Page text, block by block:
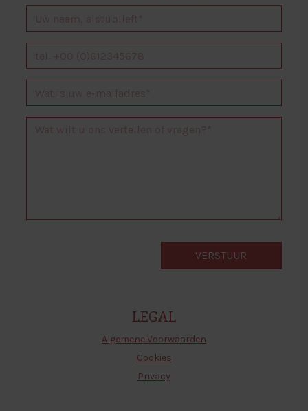
LEGAL
Algemene Voorwaarden
Cookies
Privacy